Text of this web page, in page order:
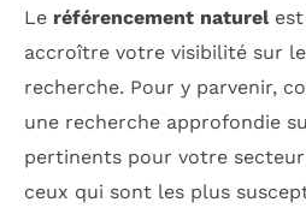
Le référencement naturelest
accroître votre visibilité sur
recherche. Pour y parvenir,
une recherche approfondie
pertinents pour votre secteur
ceux qui sont les plus